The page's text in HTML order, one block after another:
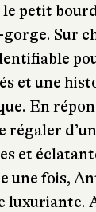
le petit
Sur
et une
En
régaler
et
une fois,
luxuriante.